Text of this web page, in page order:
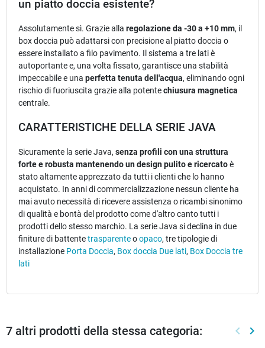
un piatto doccia esistente?
Assolutamente sì. Grazie alla regolazione da -30 a +10 mm, il
box doccia può adattarsi con precisione al piatto doccia o
essere installato a filo pavimento. Il sistema a tre lati è
autoportante e, una volta fissato, garantisce una stabilità
impeccabile e una perfetta tenuta dell'acqua, eliminando ogni
rischio di fuoriuscita grazie alla potentechiusura magnetica
centrale.
CARATTERISTICHE DELLA SERIE JAVA
Sicuramente la serie Java, senza profili con una struttura
forte e robusta mantenendo un design pulito e ricercatoè
stato altamente apprezzato da tutti i clienti che lo hanno
acquistato. In anni di commercializzazione nessun cliente ha
mai avuto necessità di ricevere assistenza o ricambi sinonimo
di qualità e bontà del prodotto come d'altro canto tutti i
prodotti dello stesso marchio. La serie Java si declina in due
finiture di battentetrasparenteoopaco, tre tipologie di
installazione Porta Doccia, Box doccia Due lati, Box Doccia tre
lati
7 altri prodotti della stessa categoria: keyboard_arrow_left keyboard_arrow_right